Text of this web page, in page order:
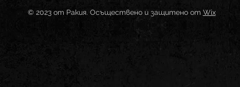
© 2023 от Ракия. Осъществено и защитено от Wix